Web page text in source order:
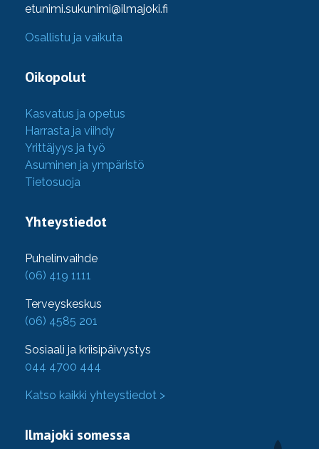
etunimi.sukunimi@ilmajoki.fi
Osallistu ja vaikuta
Oikopolut
Kasvatus ja opetus
Harrasta ja viihdy
Yrittäjyys ja työ
Asuminen ja ympäristö
Tietosuoja
Yhteystiedot
Puhelinvaihde
(06) 419 1111
Terveyskeskus
(06) 4585 201
Sosiaali ja kriisipäivystys
044 4700 444
Katso kaikki yhteystiedot >
Ilmajoki somessa